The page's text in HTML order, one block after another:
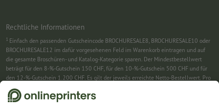
Rechtliche Informationen
1 Einfach den passenden Gutscheincode BROCHURESALE8, BROCHURESALE10 oder
BROCHURESALE12 im dafür vorgesehenen Feld im Warenkorb eintragen und auf
die gesamte Broschüren- und Katalog-Kategorie sparen. Der Mindestbestellwert
beträgt für den 8-%-Gutschein 150 CHF, für den 10-%-Gutschein 500 CHF und für
den 12-%-Gutschein 1.200 CHF. Es gilt der jeweils erreichte Netto-Bestellwert. Pro
Bestellung ist nur ein Gutscheincode einlösbar. Mehrfach einlösbar. Keine
Barauszahlung. Nicht mit weiteren Aktionen kombinierbar. Die Aktion gilt bis